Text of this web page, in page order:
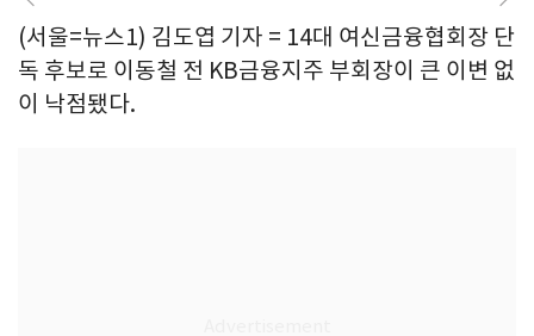
(서울=뉴스1) 김도엽 기자 = 14대 여신금융협회장 단
독 후보로 이동철 전 KB금융지주 부회장이 큰 이변 없
이 낙점됐다.